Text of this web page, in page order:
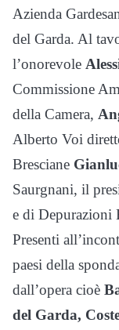
Azienda
del Garda. Al
l’onorevole
Commissione
della Camera,
Alberto Voi
Bresciane
Saurgnani, il
e di Depurazioni
Presenti
paesi della
dall’opera cioè
del Garda,